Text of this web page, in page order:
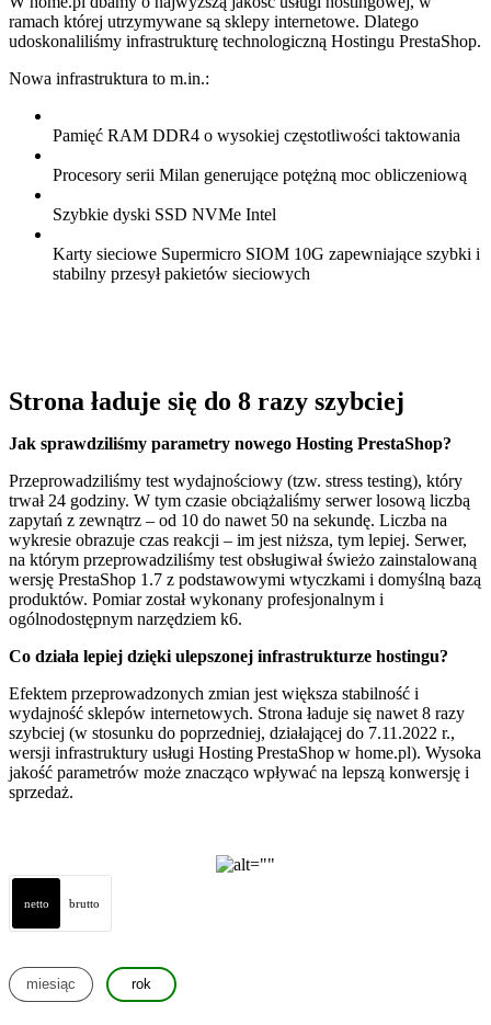
ramach której utrzymywane są sklepy internetowe. Dlatego
udoskonaliliśmy infrastrukturę technologiczną Hostingu PrestaShop.
Nowa infrastruktura to m.in.:
Pamięć RAM DDR4 o wysokiej częstotliwości taktowania
Procesory serii Milan generujące potężną moc obliczeniową
Szybkie dyski SSD NVMe Intel
Karty sieciowe Supermicro SIOM 10G zapewniające szybki i
stabilny przesył pakietów sieciowych
Strona ładuje się do 8 razy szybciej
Jak sprawdziliśmy parametry nowego Hosting PrestaShop?
Przeprowadziliśmy test wydajnościowy (tzw. stress testing), który
trwał 24 godziny. W tym czasie obciążaliśmy serwer losową liczbą
zapytań z zewnątrz – od 10 do nawet 50 na sekundę. Liczba na
wykresie obrazuje czas reakcji – im jest niższa, tym lepiej. Serwer,
na którym przeprowadziliśmy test obsługiwał świeżo zainstalowaną
wersję PrestaShop 1.7 z podstawowymi wtyczkami i domyślną bazą
produktów. Pomiar został wykonany profesjonalnym i
ogólnodostępnym narzędziem k6.
Co działa lepiej dzięki ulepszonej infrastrukturze hostingu?
Efektem przeprowadzonych zmian jest większa stabilność i
wydajność sklepów internetowych. Strona ładuje się nawet 8 razy
szybciej (w stosunku do poprzedniej, działającej do 7.11.2022 r.,
wersji infrastruktury usługi Hosting PrestaShop w home.pl). Wysoka
jakość parametrów może znacząco wpływać na lepszą konwersję i
sprzedaż.
netto brutto
miesiąc rok